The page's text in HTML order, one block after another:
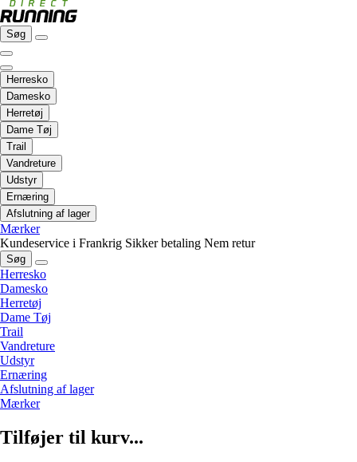
Søg
Herresko
Damesko
Herretøj
Dame Tøj
Trail
Vandreture
Udstyr
Ernæring
Afslutning af lager
Mærker
Kundeservice i Frankrig Sikker betaling Nem retur
Søg
Herresko
Damesko
Herretøj
Dame Tøj
Trail
Vandreture
Udstyr
Ernæring
Afslutning af lager
Mærker
Tilføjer til kurv...